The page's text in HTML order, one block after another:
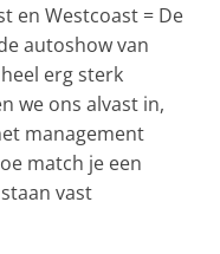
en Westcoast = De
autoshow van
erg sterk
we ons alvast in,
management
match je een
vast